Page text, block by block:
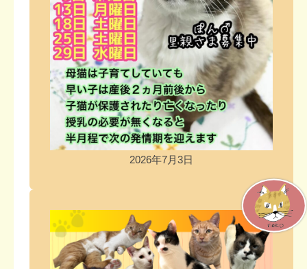
2026年7月3日